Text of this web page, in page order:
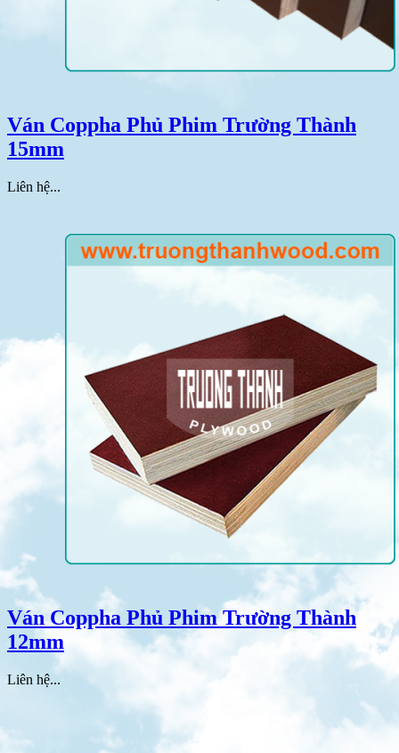
Ván Coppha Phủ Phim Trường Thành
15mm
Liên hệ...
Ván Coppha Phủ Phim Trường Thành
12mm
Liên hệ...